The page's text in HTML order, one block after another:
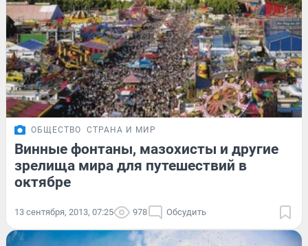
ОБЩЕСТВО СТРАНА И МИР
Винные фонтаны, мазохисты и другие
зрелища мира для путешествий в
октябре
13 сентября, 2013, 07:25 978 Обсудить